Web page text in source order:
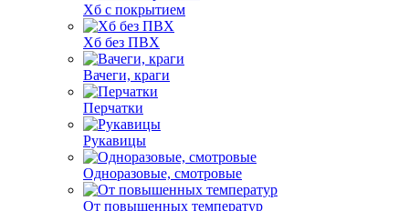
Хб с покрытием
Хб без ПВХ
Вачеги, краги
Перчатки
Рукавицы
Одноразовые, смотровые
От повышенных температур